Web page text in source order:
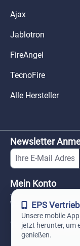
Ajax
Jablotron
FireAngel
TecnoFire
Alle Hersteller
Newsletter
Mein Konto
Versand und
Technischer
EPS
Unsere mobile
jetzt herunter, um
genießen.